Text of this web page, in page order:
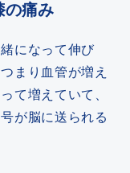
の痛み
になって伸び
まり血管が増え
て増えていて、
が脳に送られる